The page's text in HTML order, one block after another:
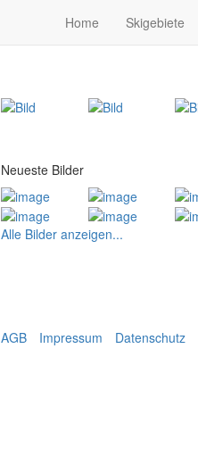
Home Skigebiete
Neueste Bilder
Alle Bilder anzeigen...
AGB Impressum Datenschutz